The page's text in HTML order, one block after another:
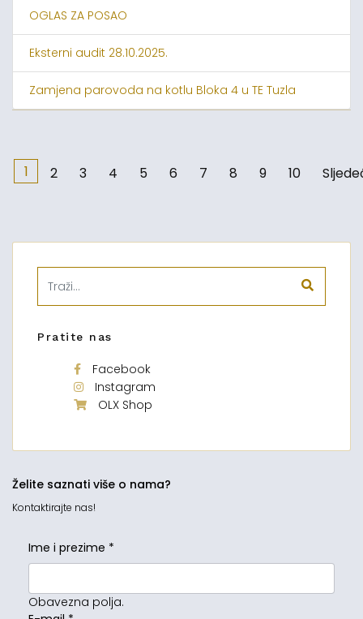
OGLAS ZA POSAO
Eksterni audit 28.10.2025.
Zamjena parovoda na kotlu Bloka 4 u TE Tuzla
1 2 3 4 5 6 7 8 9 10
Pratite nas
Facebook
Instagram
OLX Shop
Želite saznati više o nama?
Kontaktirajte nas!
Ime i prezime *
Obavezna polja.